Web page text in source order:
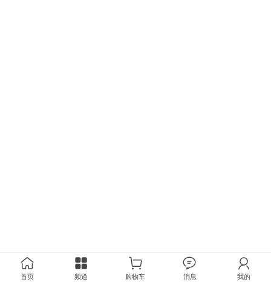
首页 频道 购物车 消息 我的